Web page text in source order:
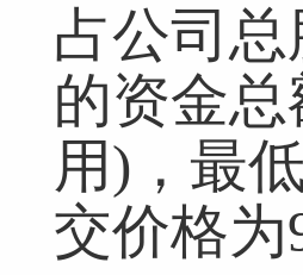
占公司总
的资金
用)，最
交价格为